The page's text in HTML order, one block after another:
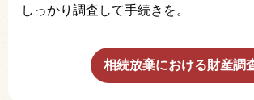
しっかり調査して手続きを。
相続放棄における財産調